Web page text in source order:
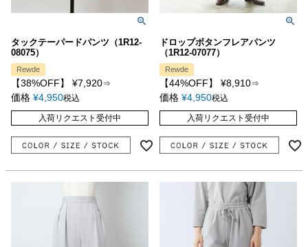
タックテーパードパンツ（1R12-
08075）
Rewde
【38%OFF】 ¥7,920⇒
価格 ¥4,950税込
入荷リクエスト受付中
ドロップボタンフレアパンツ
（1R12-07077）
Rewde
【44%OFF】 ¥8,910⇒
価格 ¥4,950税込
入荷リクエスト受付中